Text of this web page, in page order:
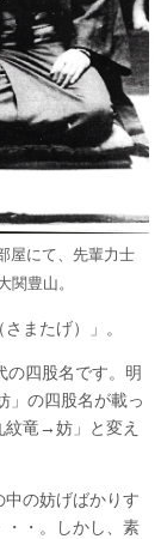
屋にて、先輩力士
豊山。
またげ）」。
の四股名です。明
」の四股名が載っ
竜→妨」と変え
の妨げばかりす
・。しかし、素